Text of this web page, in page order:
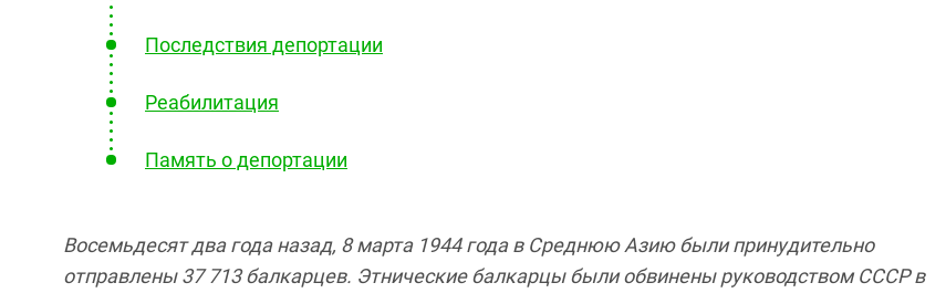
Последствия депортации
Реабилитация
Память о депортации
Восемьдесят два года назад, 8 марта 1944 года в Среднюю Азию были принудительно
отправлены 37 713 балкарцев. Этнические балкарцы были обвинены руководством СССР в